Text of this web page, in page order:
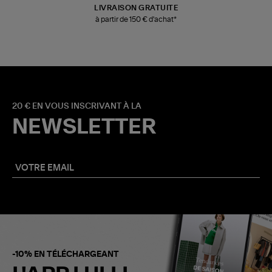
LIVRAISON GRATUITE
à partir de 150 € d'achat*
20 € EN VOUS INSCRIVANT À LA
NEWSLETTER
-10% EN TÉLÉCHARGEANT